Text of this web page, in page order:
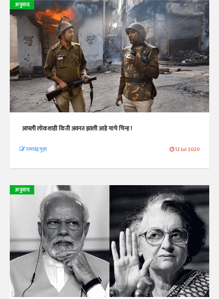
अनुवाद
आपली लोकशाही किती अवनत झाली आहे याचे चिन्ह !
रामचंद्र गुहा 12 Jul 2020
अनुवाद